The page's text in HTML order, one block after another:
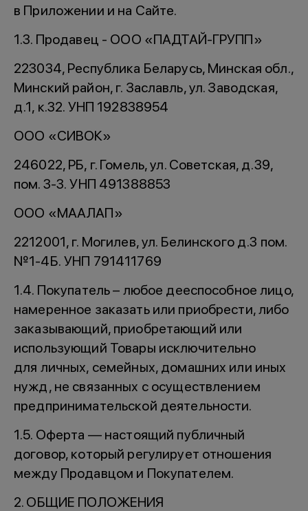
в Приложении и на Сайте.
1.3. Продавец - ООО «ПАДТАЙ-ГРУПП»
223034, Республика Беларусь, Минская обл.,
Минский район, г. Заславль, ул. Заводская,
д.1, к.32. УНП 192838954
ООО «СИВОК»
246022, РБ, г. Гомель, ул. Советская, д.39,
пом. 3-3. УНП 491388853
ООО «МААЛАП»
2212001, г. Могилев, ул. Белинского д.3 пом.
№1-4Б. УНП 791411769
1.4. Покупатель – любое дееспособное лицо,
намеренное заказать или приобрести, либо
заказывающий, приобретающий или
использующий Товары исключительно
для личных, семейных, домашних или иных
нужд, не связанных с осуществлением
предпринимательской деятельности.
1.5. Оферта — настоящий публичный
договор, который регулирует отношения
между Продавцом и Покупателем.
2. ОБЩИЕ ПОЛОЖЕНИЯ